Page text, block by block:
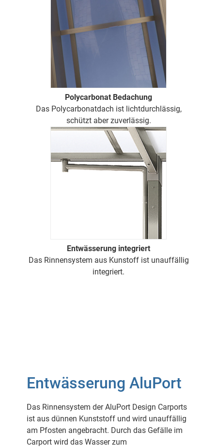
Polycarbonat Bedachung
Das Polycarbonatdach ist lichtdurchlässig,
schützt aber zuverlässig.
Entwässerung integriert
Das Rinnensystem aus Kunstoff ist unauffällig
integriert.
Entwässerung AluPort
Das Rinnensystem der AluPort Design Carports
ist aus dünnen Kunststoff und wird unauffällig
am Pfosten angebracht. Durch das Gefälle im
Carport wird das Wasser zum